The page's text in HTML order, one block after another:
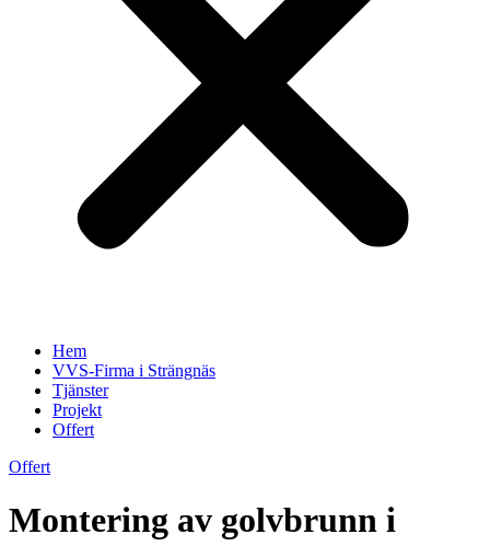
Hem
VVS-Firma i Strängnäs
Tjänster
Projekt
Offert
Offert
Montering av golvbrunn i